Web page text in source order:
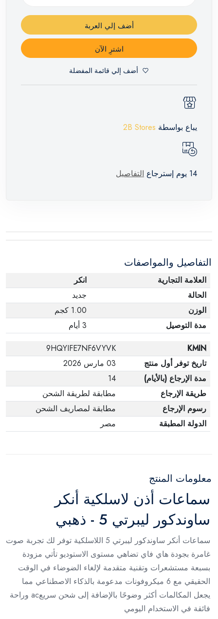
أضف إلي العربة
اشترِ الآن
أضف إلي قائمة المفضلة
يباع بواسطة 2B Stores
14 يوم إسترجاع التفاصيل
التفاصيل والمواصفات
العلامة التجارية
انكر
الحالة
جديد
الوزن
1.00 كجم
مدة التوصيل
3 أيام
KMIN
9HQYIFE7NF6VYVK
تاريخ توفر أول منتج
03 مارس 2026
مدة الإرجاع (بالأيام)
14
طريقة الإرجاع
مطابقة لطريقة الشحن
رسوم الإرجاع
مطابقة لمصاريف الشحن
الدولة المطبقة
مصر
معلومات المنتج
سماعات أذن لاسلكية أنكر
ساوندكور ليبرتي 5 - ذهبي
سماعات أنكر ساوندكور ليبرتي 5 اللاسلكية توفر لك تجربة صوت
غامرة بجودة هاي فاي تضاهي مستوى الاستوديو تأتي مزودة
بسبعة مستشعرات وتقنية متقدمة لإلغاء الضوضاء في الوقت
الحقيقي مع 6 ميكروفونات مدعومة بالذكاء الاصطناعي مما
يجعل المكالمات أكثر وضوحًا بالإضافة إلى شحن سريعac وراحة
فائقة في الاستخدام اليومي